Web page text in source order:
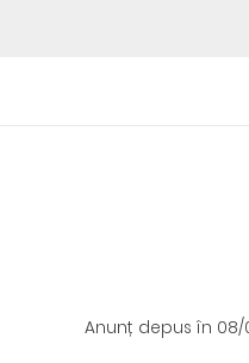
Anunț depus în 08/